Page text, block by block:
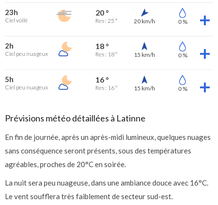
23h
Ciel voilé
20 °
Res : 25 ° 20 km/h 0 %
2h
Ciel peu nuageux
18 °
Res : 18 ° 15 km/h 0 %
5h
Ciel peu nuageux
16 °
Res : 16 ° 15 km/h 0 %
Prévisions météo détaillées à Latinne
En fin de journée, après un après-midi lumineux, quelques nuages
sans conséquence seront présents, sous des températures
agréables, proches de 20°C en soirée.
La nuit sera peu nuageuse, dans une ambiance douce avec 16°C.
Le vent soufflera très faiblement de secteur sud-est.